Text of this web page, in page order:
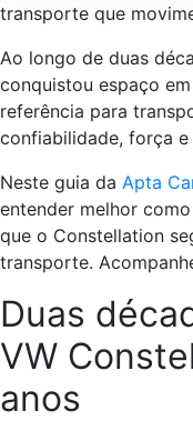
transporte que
Ao longo de duas
conquistou espaço
referência para
confiabilidade, força
Neste guia da Apta
entender melhor
que o Constellation
transporte.
Duas
VW
anos